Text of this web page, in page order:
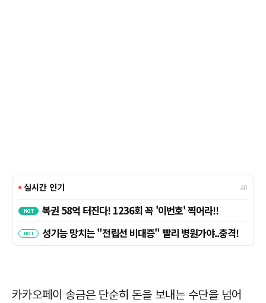
카카오페이 송금은 단순히 돈을 보내는 수단을 넘어